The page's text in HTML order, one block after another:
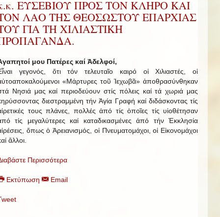
ΕΥΣΕΒΙΟΥ ΠΡΟΣ ΤΟΝ ΚΛΗΡΟ ΚΑΙ
ΛΑΟ ΤΗΣ ΘΕΟΣΩΣΤΟΥ ΕΠΑΡΧΙΑΣ
ΓΙΑ ΤΗ ΧΙΛΙΑΣΤΙΚΗ
μου Πατέρες καί Ἀδελφοί,
γεγονός, ὅτι τόν τελευταῖο καιρό οἱ Χιλιαστές, οἱ
«Μάρτυρες τοῦ Ἰεχωβᾶ» ἀποθρασύνθηκαν
Νησιά μας καί περιοδεύουν στίς πόλεις καί τά χωριά μας
διεστραμμένη τήν Ἁγία Γραφή καί διδάσκοντας τίς
τους πλάνες, πολλές ἀπό τίς ὁποῖες τίς υἱοθέτησαν
τίς μεγαλύτερες καί καταδικασμένες ἀπό τήν Ἐκκλησία
ὅπως ὁ Ἀρειανισμός, οἱ Πνευματομάχοι, οἱ Εἰκονομάχοι
ἄλλοι.
Περισσότερα
Εκτύπωση Email